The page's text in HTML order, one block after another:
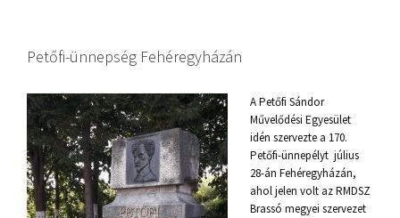
Petőfi-ünnepség Fehéregyházán
A Petőfi Sándor
Művelődési Egyesület
idén szervezte a 170.
Petőfi-ünnepélyt július
28-án Fehéregyházán,
ahol jelen volt az RMDSZ
Brassó megyei szervezet